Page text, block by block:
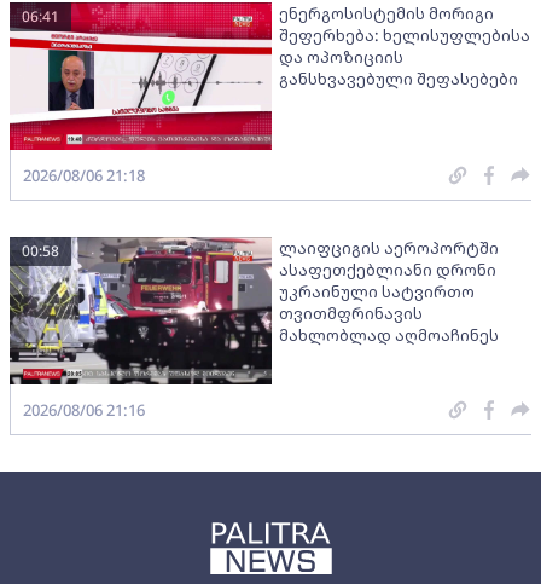
ენერგოსისტემის მორიგი
შეფერხება: ხელისუფლებისა
და ოპოზიციის
განსხვავებული შეფასებები
06:41
2026/08/06 21:18
ლაიფციგის აეროპორტში
ასაფეთქებლიანი დრონი
უკრაინული სატვირთო
თვითმფრინავის
მახლობლად აღმოაჩინეს
00:58
2026/08/06 21:16